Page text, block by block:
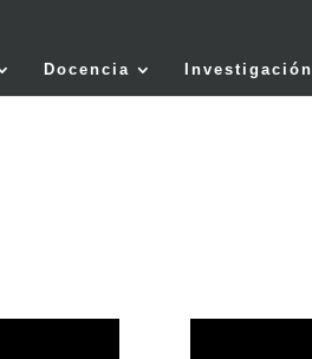
Docencia Investigación